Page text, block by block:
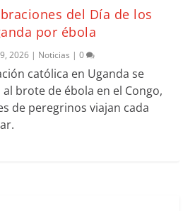
del Día de los
por ébola
2026 | Noticias |0
católica en Uganda se
brote de ébola en el Congo,
de peregrinos viajan cada